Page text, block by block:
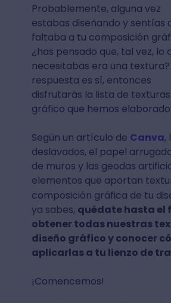
Probablemente, alguna vez
estabas diseñando y sentías
faltaba a tu composición
¿has pensado que, tal vez, lo
necesitabas era una textura?
respuesta es sí, entonces
disfrutarás la lista de
gráfico que hemos
Según un artículo de Canva,
deslavados, el papel
de muros y las geodas
elementos que aportan
composición gráfica de tu
ya sabes, quédate hasta el
obtener todas nuestras
diseño gráfico y conocer
aplicarlas a tu lienzo de
¡Comencemos!